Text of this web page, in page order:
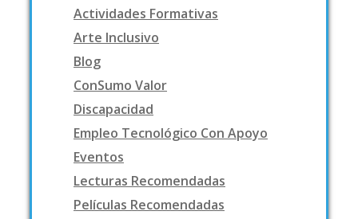
Actividades Formativas
Arte Inclusivo
Blog
ConSumo Valor
Discapacidad
Empleo Tecnológico Con Apoyo
Eventos
Lecturas Recomendadas
Películas Recomendadas